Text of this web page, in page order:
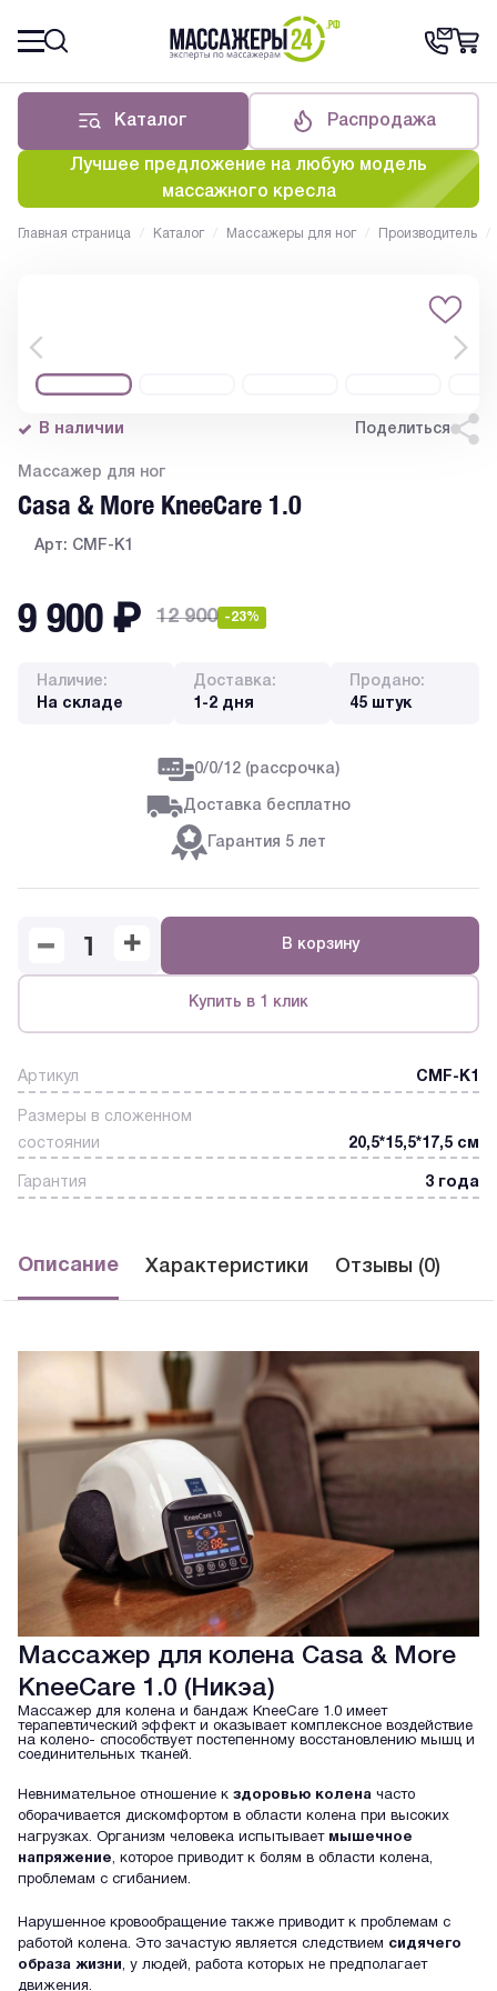
Каталог Распродажа
Лучшее предложение на любую модель
массажного кресла
Главная страница / Каталог / Массажеры для ног / Производитель /
В наличии Поделиться
Массажер для ног
Casa & More KneeCare 1.0
Арт: CMF-K1
9 900 ₽ -23%
12 900
Наличие:
На складе
Доставка:
1-2 дня
Продано:
45 штук
0/0/12 (рассрочка)
Доставка бесплатно
Гарантия 5 лет
В корзину
Купить в 1 клик
Артикул CMF-K1
Размеры в сложенном
состоянии
20,5*15,5*17,5 см
Гарантия 3 года
Описание Характеристики Отзывы (0)
Массажер для колена Casa & More
KneeCare 1.0 (Никэа)
Массажер для колена и бандаж KneeCare 1.0 имеет
терапевтический эффект и оказывает комплексное воздействие
на колено- способствует постепенному восстановлению мышц и
соединительных тканей.
Невнимательное отношение к здоровью колена часто
оборачивается дискомфортом в области колена при высоких
нагрузках. Организм человека испытывает мышечное
напряжение, которое приводит к болям в области колена,
проблемам с сгибанием.
Нарушенное кровообращение также приводит к проблемам с
работой колена. Это зачастую является следствием сидячего
образа жизни, у людей, работа которых не предполагает
движения.